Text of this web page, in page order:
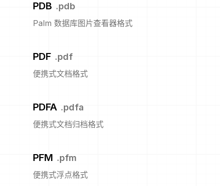
PDB .pdb
Palm 数据库图片查看器格式
PDF .pdf
便携式文档格式
PDFA .pdfa
便携式文档归档格式
PFM .pfm
便携式浮点格式